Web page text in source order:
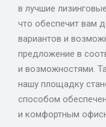
в лучшие
что обеспечит вам
вариантов и
предложение в
и возможностями.
нашу площадку
способом
и комфортным